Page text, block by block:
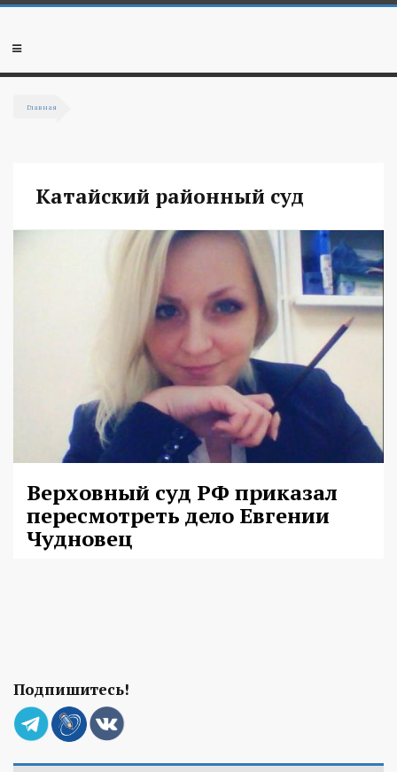
Перейти к основному содержанию
Мобильное
Главная
Катайский районный суд
Верховный суд РФ приказал
пересмотреть дело Евгении
Чудновец
Подпишитесь!